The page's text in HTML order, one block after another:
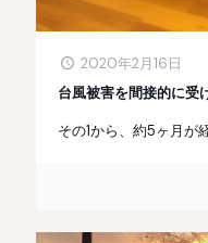
2020年2月16日
台風被害を間接的に受
その1から、約5ヶ月が